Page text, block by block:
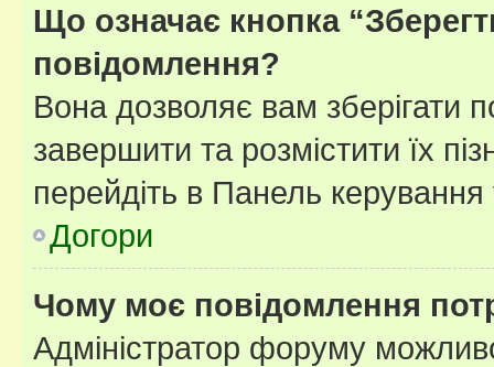
Що означає кнопка
повідомлення?
Вона дозволяє вам зберігати
завершити та розмістити їх
перейдіть в Панель керування
Догори
Чому моє повідомлення
Адміністратор форуму